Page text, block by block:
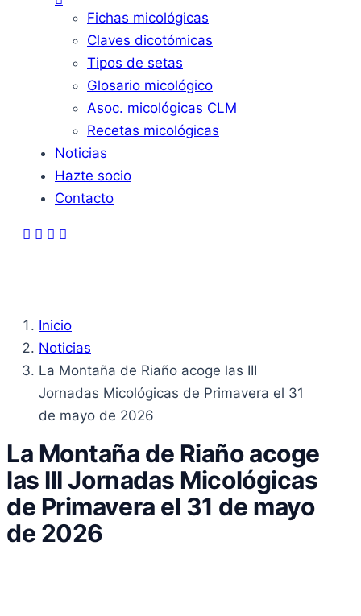
Fichas micológicas
Claves dicotómicas
Tipos de setas
Glosario micológico
Asoc. micológicas CLM
Recetas micológicas
Noticias
Hazte socio
Contacto
Inicio
Noticias
La Montaña de Riaño acoge las III
Jornadas Micológicas de Primavera el 31
de mayo de 2026
La Montaña de Riaño acoge
las III Jornadas Micológicas
de Primavera el 31 de mayo
de 2026